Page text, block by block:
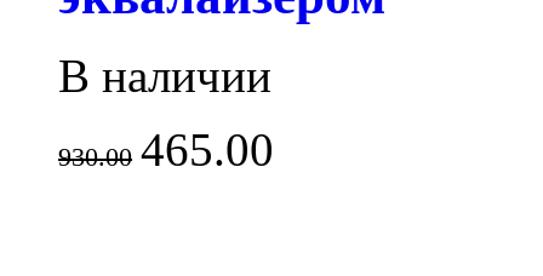
В наличии
930.00 465.00